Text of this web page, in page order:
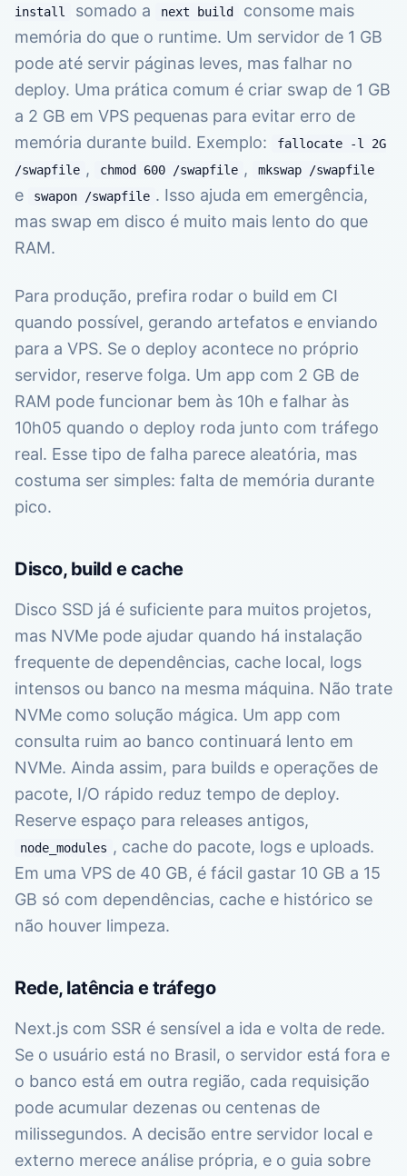
install
somado a next build
consome mais
memória do que o runtime. Um servidor de 1 GB
pode até servir páginas leves, mas falhar no
deploy. Uma prática comum é criar swap de 1 GB
a 2 GB em VPS pequenas para evitar erro de
memória durante build. Exemplo:
fallocate -l 2G
/swapfile , chmod 600 /swapfile , mkswap /swapfile
e swapon /swapfile . Isso ajuda em emergência,
mas swap em disco é muito mais lento do que
RAM.
Para produção, prefira rodar o build em CI
quando possível, gerando artefatos e enviando
para a VPS. Se o deploy acontece no próprio
servidor, reserve folga. Um app com 2 GB de
RAM pode funcionar bem às 10h e falhar às
10h05 quando o deploy roda junto com tráfego
real. Esse tipo de falha parece aleatória, mas
costuma ser simples: falta de memória durante
pico.
Disco, build e cache
Disco SSD já é suficiente para muitos projetos,
mas NVMe pode ajudar quando há instalação
frequente de dependências, cache local, logs
intensos ou banco na mesma máquina. Não trate
NVMe como solução mágica. Um app com
consulta ruim ao banco continuará lento em
NVMe. Ainda assim, para builds e operações de
pacote, I/O rápido reduz tempo de deploy.
Reserve espaço para releases antigos,
node_modules , cache do pacote, logs e uploads.
Em uma VPS de 40 GB, é fácil gastar 10 GB a 15
GB só com dependências, cache e histórico se
não houver limpeza.
Rede, latência e tráfego
Next.js com SSR é sensível a ida e volta de rede.
Se o usuário está no Brasil, o servidor está fora e
o banco está em outra região, cada requisição
pode acumular dezenas ou centenas de
milissegundos. A decisão entre servidor local e
externo merece análise própria, e o guia sobre